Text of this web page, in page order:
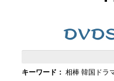
キーワード： 相棒 韓国ドラ